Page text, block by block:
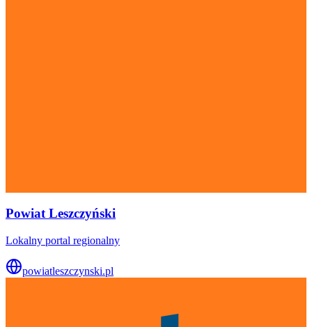
Powiat Leszczyński
Lokalny portal regionalny
powiatleszczynski.pl